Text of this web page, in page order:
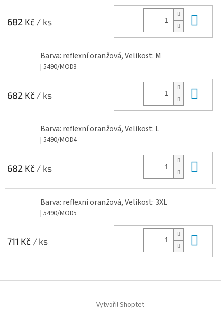
682 Kč / ks
Barva: reflexní oranžová, Velikost: M
| 5490/MOD3
682 Kč / ks
Barva: reflexní oranžová, Velikost: L
| 5490/MOD4
682 Kč / ks
Barva: reflexní oranžová, Velikost: 3XL
| 5490/MOD5
711 Kč / ks
Vytvořil Shoptet